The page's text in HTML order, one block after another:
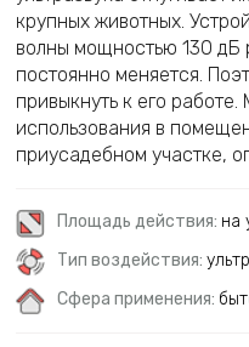
крупных животных.
волны мощностью 130 дБ
постоянно меняется.
привыкнуть к его
использования в
приусадебном участке,
Площадь действия: на
Тип воздействия:
Сфера применения: